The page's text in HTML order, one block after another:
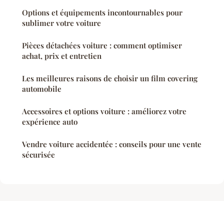
Options et équipements incontournables pour
sublimer votre voiture
Pièces détachées voiture : comment optimiser
achat, prix et entretien
Les meilleures raisons de choisir un film covering
automobile
Accessoires et options voiture : améliorez votre
expérience auto
Vendre voiture accidentée : conseils pour une vente
sécurisée